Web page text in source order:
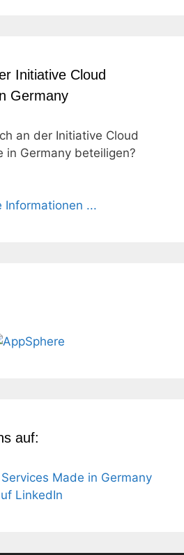
Initiative Cloud
Germany
an der Initiative Cloud
in Germany beteiligen?
Informationen ...
auf: